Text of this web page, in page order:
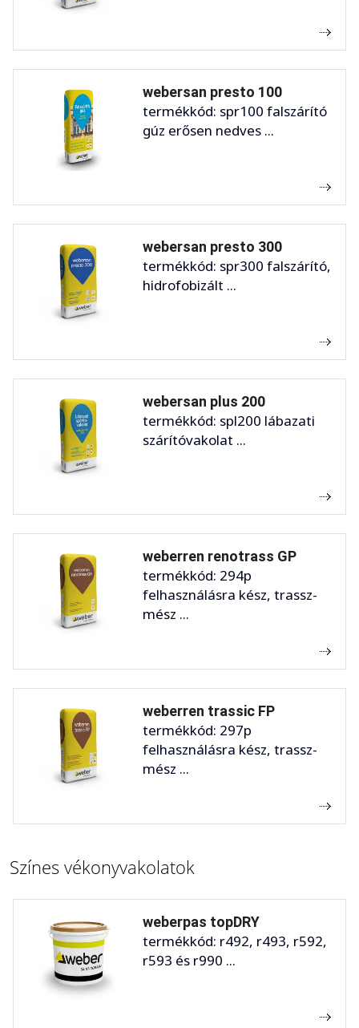
webersan presto 100
termékkód: spr100 falszárító
gúz erősen nedves ...
webersan presto 300
termékkód: spr300 falszárító,
hidrofobizált ...
webersan plus 200
termékkód: spl200 lábazati
szárítóvakolat ...
weberren renotrass GP
termékkód: 294p
felhasználásra kész, trassz-
mész ...
weberren trassic FP
termékkód: 297p
felhasználásra kész, trassz-
mész ...
Színes vékonyvakolatok
weberpas topDRY
termékkód: r492, r493, r592,
r593 és r990 ...